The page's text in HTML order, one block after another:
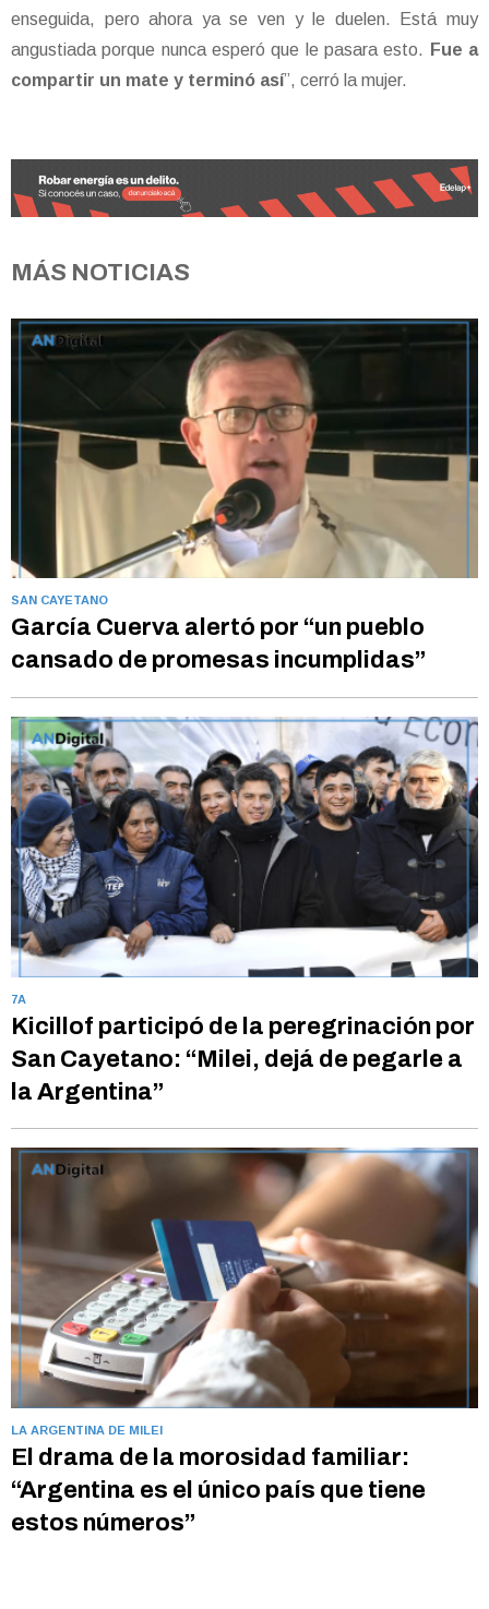
enseguida, pero ahora ya se ven y le duelen. Está muy
angustiada porque nunca esperó que le pasara esto.
Fue a
compartir un mate y terminó así”, cerró la mujer.
MÁS NOTICIAS
SAN CAYETANO
García Cuerva alertó por “un pueblo
cansado de promesas incumplidas”
7A
Kicillof participó de la peregrinación por
San Cayetano: “Milei, dejá de pegarle a
la Argentina”
LA ARGENTINA DE MILEI
El drama de la morosidad familiar:
“Argentina es el único país que tiene
estos números”